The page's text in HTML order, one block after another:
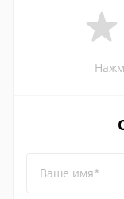
Ваше имя*